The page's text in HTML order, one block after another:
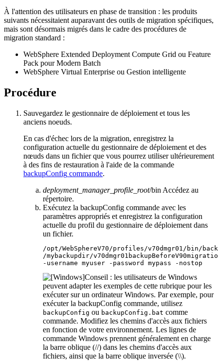
À l'attention des utilisateurs en phase de transition : les produits
suivants nécessitaient auparavant des outils de migration spécifiques,
mais sont désormais migrés dans le cadre des procédures de
migration standard :
WebSphere Extended Deployment Compute Grid ou Feature
Pack pour Modern Batch
WebSphere Virtual Enterprise ou Gestion intelligente
Procédure
Sauvegardez le gestionnaire de déploiement et tous les
anciens noeuds.
En cas d'échec lors de la migration, enregistrez la
configuration actuelle du gestionnaire de déploiement et des
nœuds dans un fichier que vous pourrez utiliser ultérieurement
à des fins de restauration à l'aide de la commande
backupConfig commande.
deployment_manager_profile_root/bin Accédez au
répertoire.
Exécutez la backupConfig commande avec les
paramètres appropriés et enregistrez la configuration
actuelle du profil du gestionnaire de déploiement dans
un fichier.
/opt/WebSphereV70/profiles/v70dmgr01/bin/
-username myuser -password mypass -nostop
Conseil : les utilisateurs de Windows
peuvent adapter les exemples de cette rubrique pour les
exécuter sur un ordinateur Windows. Par exemple, pour
exécuter la backupConfig commande, utilisez
backupConfig ou backupConfig.bat comme
commande. Modifiez les chemins d'accès aux fichiers
en fonction de votre environnement. Les lignes de
commande Windows prennent généralement en charge
la barre oblique (//) dans les chemins d'accès aux
fichiers, ainsi que la barre oblique inversée (\\).